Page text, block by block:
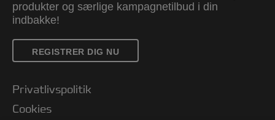
produkter og særlige kampagnetilbud i din
indbakke!
REGISTRER DIG NU
Privatlivspolitik
Cookies